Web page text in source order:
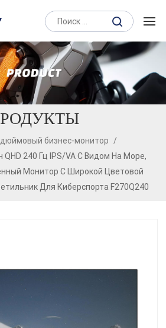
бизнес-монитор
/
240 Гц IPS/VA С Видом На Море,
Монитор С Широкой Цветовой
Для Киберспорта F270Q240